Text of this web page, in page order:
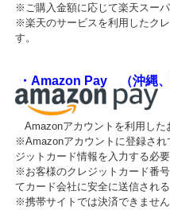
※ご購入金額に応じて楽天スー
※楽天のサービスを利用したク
す。
・Amazon Pay （沖縄、
Amazonアカウントを利用した
※Amazonアカウントに登録され
ジットカード情報を入力する必要
※お客様のクレジットカード番
てカード会社に安全に送信される
※携帯サイトでは決済できませ